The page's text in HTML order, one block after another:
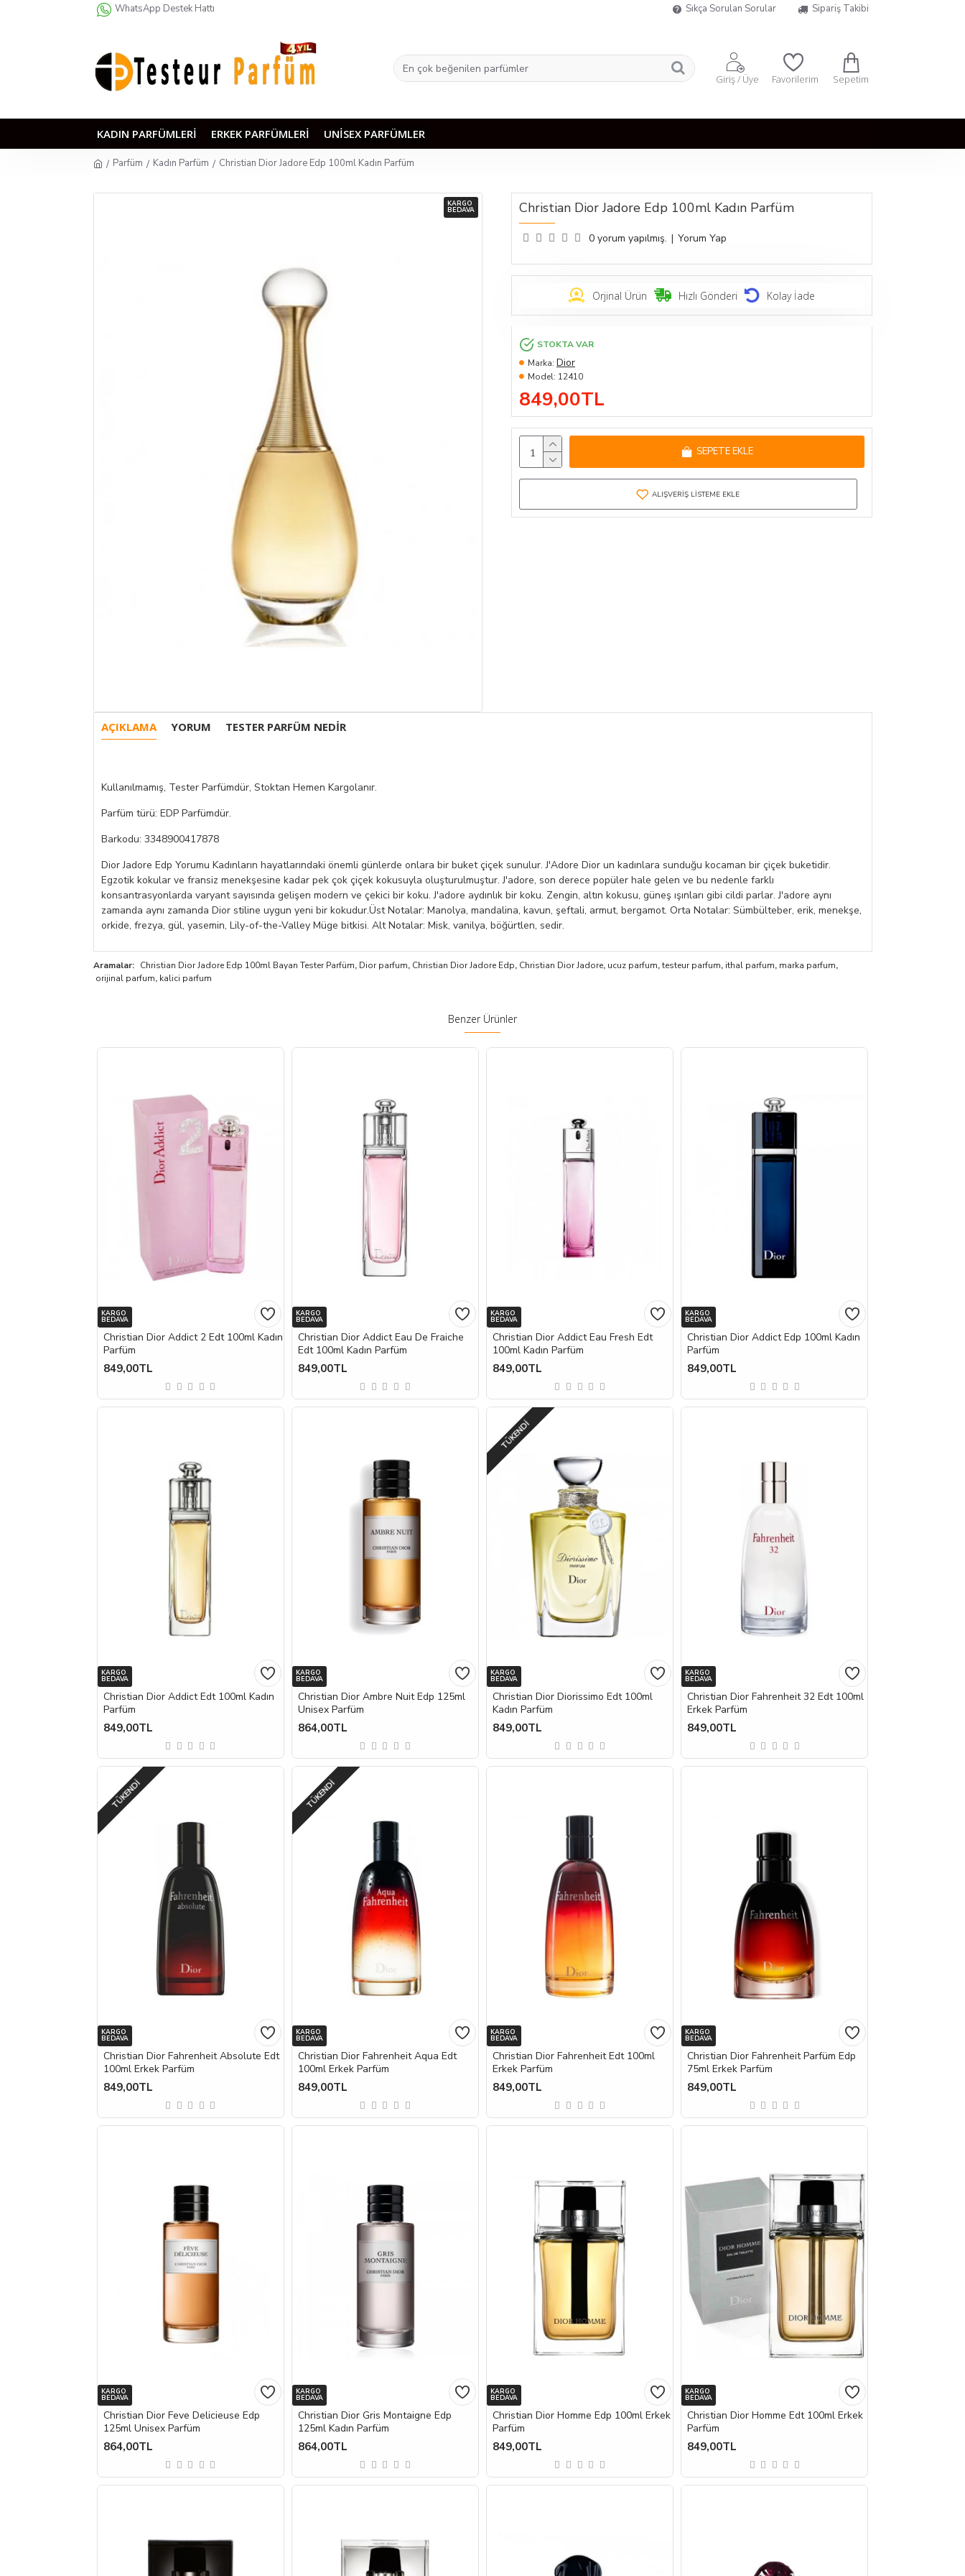
WhatsApp Destek Hattı Sıkça Sorulan Sorular Sipariş Takibi
Giriş / Üye Favorilerim Sepetim
KADIN PARFÜMLERI ERKEK PARFÜMLERI UNISEX PARFÜMLER
Parfüm Kadın Parfüm Christian Dior Jadore Edp 100ml Kadın Parfüm
KARGO
BEDAVA Christian Dior Jadore Edp 100ml Kadın Parfüm
Orjinal Ürün Hızlı Gönderi Kolay İade
0 yorum yapılmış. | Yorum Yap
849,00TL
STOKTA VAR
Marka: Dior
Model: 12410
SEPETE EKLE
ALIŞVERIŞ LISTEME EKLE
AÇIKLAMA YORUM TESTER PARFÜM NEDIR
Kullanılmamış, Tester Parfümdür, Stoktan Hemen Kargolanır.
Parfüm türü: EDP Parfümdür.
Barkodu: 3348900417878
Dior Jadore Edp Yorumu Kadınların hayatlarındaki önemli günlerde onlara bir buket çiçek sunulur. J'Adore Dior un kadınlara sunduğu kocaman bir çiçek buketidir.
Egzotik kokular ve fransiz menekşesine kadar pek çok çiçek kokusuyla oluşturulmuştur. J'adore, son derece popüler hale gelen ve bu nedenle farklı
konsantrasyonlarda varyant sayısında gelişen modern ve çekici bir koku. J'adore aydınlık bir koku. Zengin, altın kokusu, güneş ışınları gibi cildi parlar. J'adore aynı
zamanda aynı zamanda Dior stiline uygun yeni bir kokudur.Üst Notalar: Manolya, mandalina, kavun, şeftali, armut, bergamot. Orta Notalar: Sümbülteber, erik, menekşe,
orkide, frezya, gül, yasemin, Lily-of-the-Valley Müge bitkisi. Alt Notalar: Misk, vanilya, böğürtlen, sedir.
Aramalar: Christian Dior Jadore Edp 100ml Bayan Tester Parfüm, Dior parfum, Christian Dior Jadore Edp, Christian Dior Jadore, ucuz parfum, testeur parfum, ithal parfum, marka parfum,
orijinal parfum, kalici parfum
Benzer Ürünler
KARGO
BEDAVA
Christian Dior Addict 2 Edt 100ml Kadın
Parfüm
849,00TL
KARGO
BEDAVA
Christian Dior Addict Eau De Fraiche
Edt 100ml Kadın Parfüm
849,00TL
KARGO
BEDAVA
Christian Dior Addict Eau Fresh Edt
100ml Kadın Parfüm
849,00TL
KARGO
BEDAVA
Christian Dior Addict Edp 100ml Kadın
Parfüm
849,00TL
KARGO
BEDAVA
Christian Dior Addict Edt 100ml Kadın
Parfüm
849,00TL
KARGO
BEDAVA
Christian Dior Ambre Nuit Edp 125ml
Unisex Parfüm
864,00TL
KARGO
BEDAVA
TÜKENDI
Christian Dior Diorissimo Edt 100ml
Kadın Parfüm
849,00TL
KARGO
BEDAVA
Christian Dior Fahrenheit 32 Edt 100ml
Erkek Parfüm
849,00TL
KARGO
BEDAVA
TÜKENDI
Christian Dior Fahrenheit Absolute Edt
100ml Erkek Parfüm
849,00TL
KARGO
BEDAVA
TÜKENDI
Christian Dior Fahrenheit Aqua Edt
100ml Erkek Parfüm
849,00TL
KARGO
BEDAVA
Christian Dior Fahrenheit Edt 100ml
Erkek Parfüm
849,00TL
KARGO
BEDAVA
Christian Dior Fahrenheit Parfüm Edp
75ml Erkek Parfüm
849,00TL
KARGO
BEDAVA
Christian Dior Feve Delicieuse Edp
125ml Unisex Parfüm
864,00TL
KARGO
BEDAVA
Christian Dior Gris Montaigne Edp
125ml Kadın Parfüm
864,00TL
KARGO
BEDAVA
Christian Dior Homme Edp 100ml Erkek
Parfüm
849,00TL
KARGO
BEDAVA
Christian Dior Homme Edt 100ml Erkek
Parfüm
849,00TL